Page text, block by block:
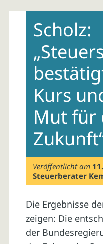
contentScholz:
Kurs
Mut für
Veröffentlicht am
Steuerberater
Die Ergebnisse
zeigen: Die
der